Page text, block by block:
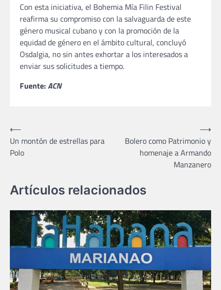
Con esta iniciativa, el Bohemia Mía Filin Festival
reafirma su compromiso con la salvaguarda de este
género musical cubano y con la promoción de la
equidad de género en el ámbito cultural, concluyó
Osdalgia, no sin antes exhortar a los interesados a
enviar sus solicitudes a tiempo.
Fuente:ACN
Navegación
de
entradas
⟵
Un montón de estrellas para
Polo
Bolero como Patrimonio y
homenaje a Armando
Manzanero
⟶
Artículos relacionados